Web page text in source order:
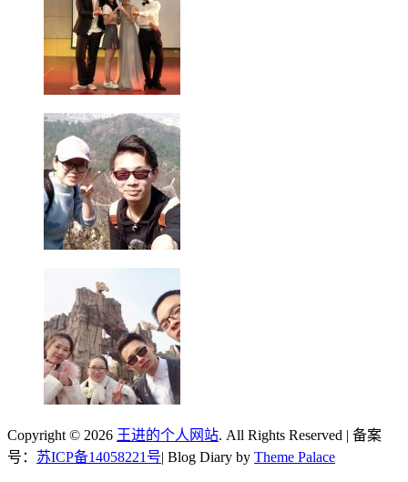
Copyright © 2026 王进的个人网站. All Rights Reserved | 备案
号： 苏ICP备14058221号| Blog Diary by Theme Palace